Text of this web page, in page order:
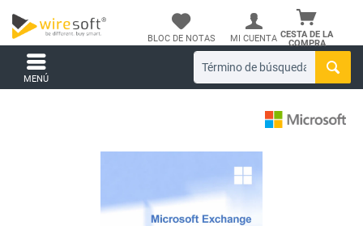
CESTA DE LA
COMPRA
BLOC DE NOTAS MI CUENTA
MENÚ